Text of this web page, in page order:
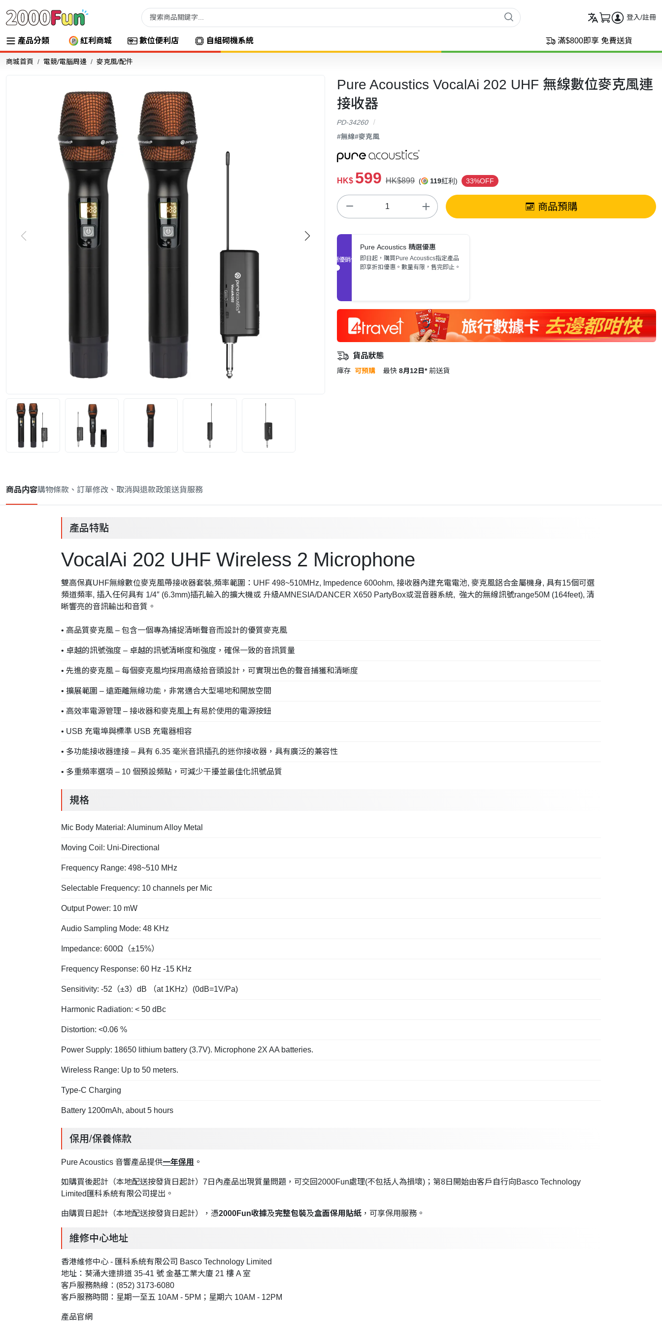
登入/註冊
產品分類 紅利商城 數位便利店 自組砌機系統 滿$800即享 免費送貨
商城首頁 電競/電腦周邊 麥克風/配件
Pure Acoustics VocalAi 202 UHF 無線數位麥克風連
接收器
PD-34260
#無線#麥克風
HK$ 599 HK$899 ( 119紅利) 33%OFF
商品預購
促銷優惠
Pure Acoustics 精選優惠
即日起，購買Pure Acoustics指定產品
即享折扣優惠。數量有限，售完即止。
貨品狀態
庫存 可預購 最快 8月12日* 前送貨
商品内容購物條款、訂單修改、取消與退款政策送貨服務
產品特點
VocalAi 202 UHF Wireless 2 Microphone
雙高保真UHF無線數位麥克風帶接收器套裝,頻率範圍：UHF 498~510MHz, Impedence 600ohm, 接收器內建充電電池, 麥克風鋁合金屬機身, 具有15個可選
頻道頻率, 插入任何具有 1/4″ (6.3mm)插孔輸入的擴大機或 升級AMNESIA/DANCER X650 PartyBox或混音器系統, 強大的無線訊號range50M (164feet), 清
晰響亮的音訊輸出和音質。
• 高品質麥克風 – 包含一個專為捕捉清晰聲音而設計的優質麥克風
• 卓越的訊號強度 – 卓越的訊號清晰度和強度，確保一致的音訊質量
• 先進的麥克風 – 每個麥克風均採用高級拾音頭設計，可實現出色的聲音捕獲和清晰度
• 擴展範圍 – 遠距離無線功能，非常適合大型場地和開放空間
• 高效率電源管理 – 接收器和麥克風上有易於使用的電源按鈕
• USB 充電埠與標準 USB 充電器相容
• 多功能接收器連接 – 具有 6.35 毫米音訊插孔的迷你接收器，具有廣泛的兼容性
• 多重頻率選項 – 10 個預設頻點，可減少干擾並最佳化訊號品質
規格
Mic Body Material: Aluminum Alloy Metal
Moving Coil: Uni-Directional
Frequency Range: 498~510 MHz
Selectable Frequency: 10 channels per Mic
Output Power: 10 mW
Audio Sampling Mode: 48 KHz
Impedance: 600Ω（±15%）
Frequency Response: 60 Hz -15 KHz
Sensitivity: -52（±3）dB （at 1KHz）(0dB=1V/Pa)
Harmonic Radiation: < 50 dBc
Distortion: <0.06 %
Power Supply: 18650 lithium battery (3.7V). Microphone 2X AA batteries.
Wireless Range: Up to 50 meters.
Type-C Charging
Battery 1200mAh, about 5 hours
保用/保養條款
Pure Acoustics 音響產品提供一年保用 。
如購買後起計（本地配送按發貨日起計）7日內產品出現質量問題，可交回2000Fun處理(不包括人為損壞)；第8日開始由客戶自行向Basco Technology
Limited匯科系統有限公司提出。
由購買日起計（本地配送按發貨日起計），憑2000Fun收據及完整包裝及盒面保用貼紙 ，可享保用服務。
維修中心地址
香港維修中心 - 匯科系統有限公司 Basco Technology Limited
地址：葵涌大連排道 35-41 號 金基工業大廈 21 樓 A 室
客戶服務熱線：(852) 3173-6080
客戶服務時間：星期一至五 10AM - 5PM；星期六 10AM - 12PM
產品官網